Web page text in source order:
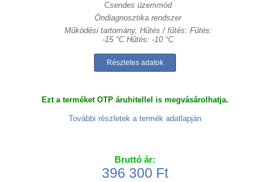
Csendes üzemmód
Öndiagnosztika rendszer
Működési tartomány, Hűtés / fűtés: Fűtés:
-15 °C Hűtés: -10 °C
Részletes adatok
Ezt a terméket OTP áruhitellel is megvásárolhatja.
További részletek a termék adatlapján
Bruttó ár:
396 300 Ft